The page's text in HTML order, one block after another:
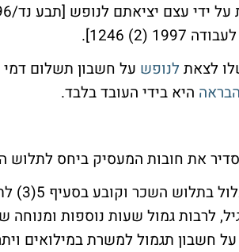
(2) 1246].
לצאת לנופש על חשבון תשלום דמי
הבראה היא בידי העובד בלבד.
החוק מפרט
לרבות גמול שעות נוספות ומנוחה
חשבון תגמול למשרת במילואים